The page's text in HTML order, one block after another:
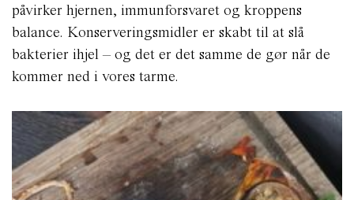
påvirker hjernen, immunforsvaret og kroppens
balance. Konserveringsmidler er skabt til at slå
bakterier ihjel – og det er det samme de gør når de
kommer ned i vores tarme.